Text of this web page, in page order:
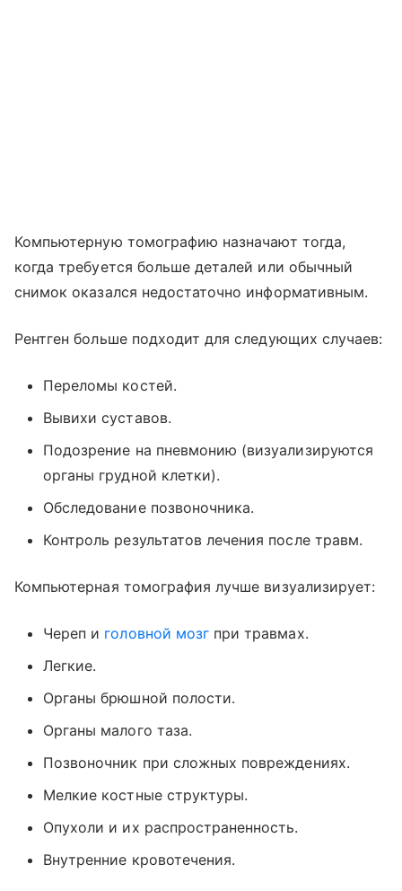
Компьютерную томографию назначают тогда,
когда требуется больше деталей или обычный
снимок оказался недостаточно информативным.
Рентген больше подходит для следующих случаев:
Переломы костей.
Вывихи суставов.
Подозрение на пневмонию (визуализируются
органы грудной клетки).
Обследование позвоночника.
Контроль результатов лечения после травм.
Компьютерная томография лучше визуализирует:
Череп и головной мозг при травмах.
Легкие.
Органы брюшной полости.
Органы малого таза.
Позвоночник при сложных повреждениях.
Мелкие костные структуры.
Опухоли и их распространенность.
Внутренние кровотечения.